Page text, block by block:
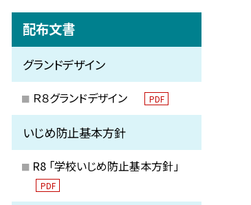
配布文書
グランドデザイン
Ｒ８グランドデザイン PDF
いじめ防止基本方針
R8 「学校いじめ防止基本方針」
PDF